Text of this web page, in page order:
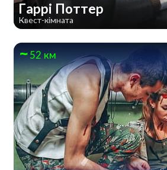
Гаррі Поттер
Квест-кімната
52 км